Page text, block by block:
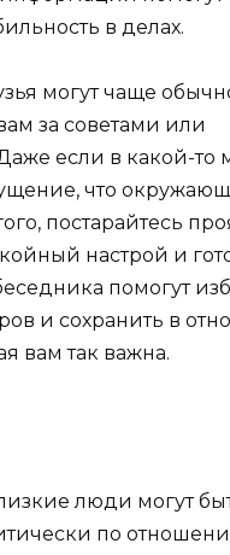
в делах.
могут чаще
за советами или
если в какой-то
что
постарайтесь
настрой и
помогут
и сохранить в
вам так важна.
люди могут
по